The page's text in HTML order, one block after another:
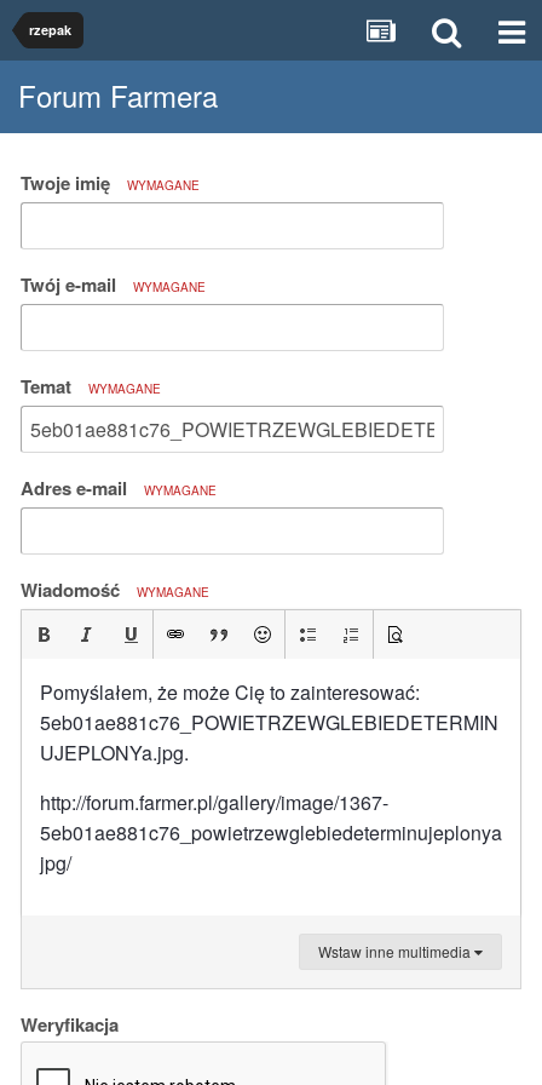
rzepak
Forum Farmera
Twoje imię WYMAGANE
Twój e-mail WYMAGANE
Temat WYMAGANE
Adres e-mail WYMAGANE
Wiadomość WYMAGANE
Pomyślałem, że może Cię to zainteresować:
5eb01ae881c76_POWIETRZEWGLEBIEDETERMIN
UJEPLONYa.jpg.
http://forum.farmer.pl/gallery/image/1367-
5eb01ae881c76_powietrzewglebiedeterminujeplonya
jpg/
Wstaw inne multimedia
Weryfikacja